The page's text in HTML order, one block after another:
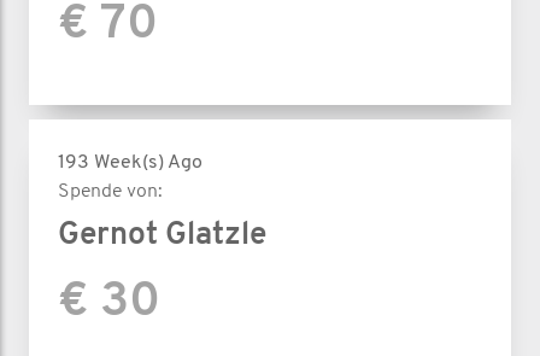
€ 70
193 Week(s) Ago
Spende von:
Gernot Glatzle
€ 30